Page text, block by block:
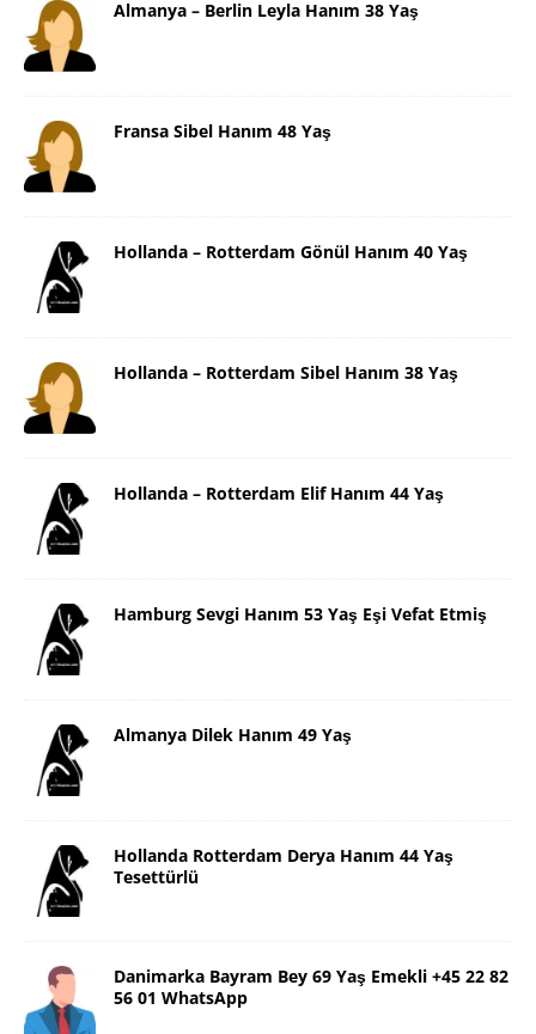
Almanya – Berlin Leyla Hanım 38 Yaş
Fransa Sibel Hanım 48 Yaş
Hollanda – Rotterdam Gönül Hanım 40 Yaş
Hollanda – Rotterdam Sibel Hanım 38 Yaş
Hollanda – Rotterdam Elif Hanım 44 Yaş
Hamburg Sevgi Hanım 53 Yaş Eşi Vefat Etmiş
Almanya Dilek Hanım 49 Yaş
Hollanda Rotterdam Derya Hanım 44 Yaş
Tesettürlü
Danimarka Bayram Bey 69 Yaş Emekli +45 22 82
56 01 WhatsApp